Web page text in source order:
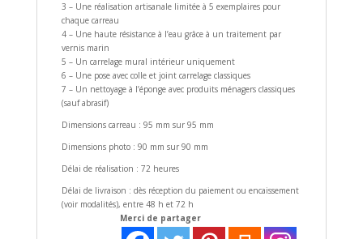
3 – Une réalisation artisanale limitée à 5 exemplaires pour
chaque carreau
4 – Une haute résistance à l’eau grâce à un traitement par
vernis marin
5 – Un carrelage mural intérieur uniquement
6 – Une pose avec colle et joint carrelage classiques
7 – Un nettoyage à l’éponge avec produits ménagers classiques
(sauf abrasif)
Dimensions carreau : 95 mm sur 95 mm
Dimensions photo : 90 mm sur 90 mm
Délai de réalisation : 72 heures
Délai de livraison : dès réception du paiement ou encaissement
(voir modalités), entre 48 h et 72 h
Merci de partager